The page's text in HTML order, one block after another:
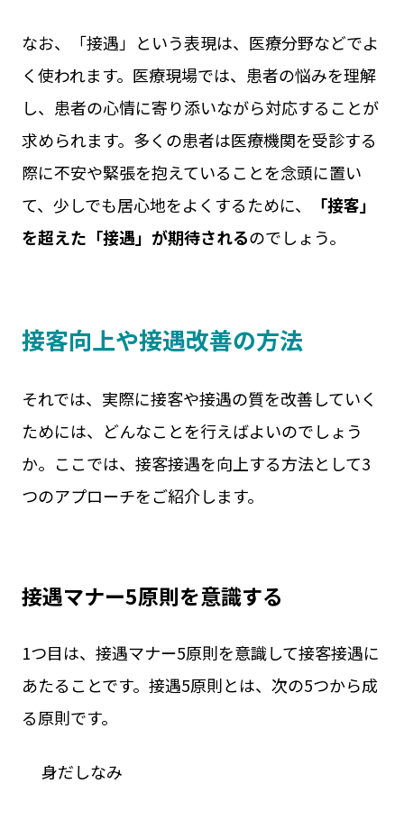
なお、「接遇」という表現は、医療分野などでよ
く使われます。医療現場では、患者の悩みを理解
し、患者の心情に寄り添いながら対応することが
求められます。多くの患者は医療機関を受診する
際に不安や緊張を抱えていることを念頭に置い
て、少しでも居心地をよくするために、
「接客」
を超えた「接遇」が期待されるのでしょう。
接客向上や接遇改善の方法
それでは、実際に接客や接遇の質を改善していく
ためには、どんなことを行えばよいのでしょう
か。ここでは、接客接遇を向上する方法として3
つのアプローチをご紹介します。
接遇マナー5原則を意識する
1つ目は、接遇マナー5原則を意識して接客接遇に
あたることです。接遇5原則とは、次の5つから成
る原則です。
身だしなみ